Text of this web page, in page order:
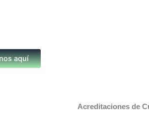
aquí
Acreditaciones de